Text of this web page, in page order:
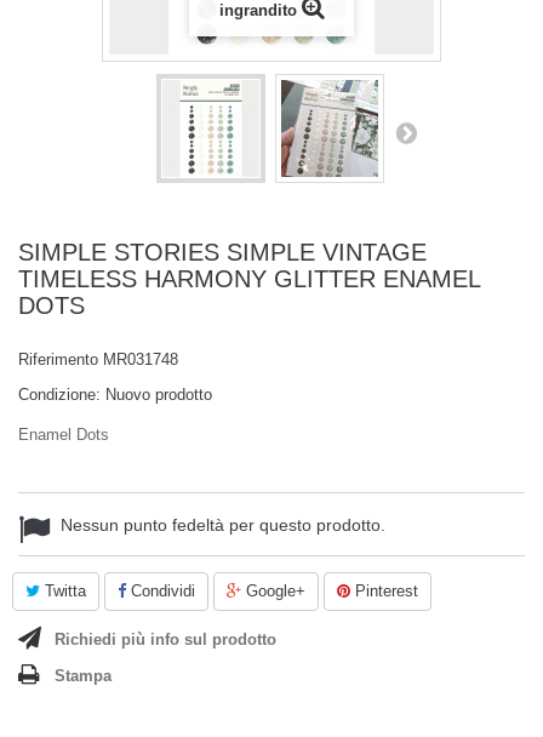
ingrandito
SIMPLE STORIES SIMPLE VINTAGE
TIMELESS HARMONY GLITTER ENAMEL
DOTS
Riferimento MR031748
Condizione: Nuovo prodotto
Enamel Dots
Nessun punto fedeltà per questo prodotto.
Twitta Condividi Google+ Pinterest
Richiedi più info sul prodotto
Stampa